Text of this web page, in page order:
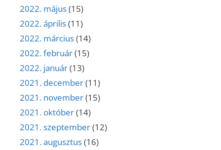
2022. május(15)
2022. április(11)
2022. március(14)
2022. február(15)
2022. január(13)
2021. december(11)
2021. november(15)
2021. október(14)
2021. szeptember(12)
2021. augusztus(16)